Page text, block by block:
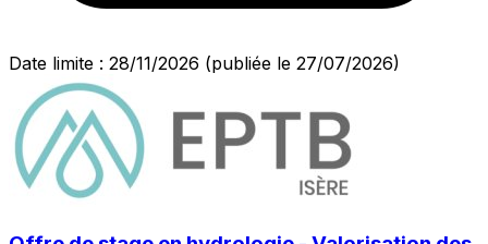
Date limite : 28/11/2026 (publiée le 27/07/2026)